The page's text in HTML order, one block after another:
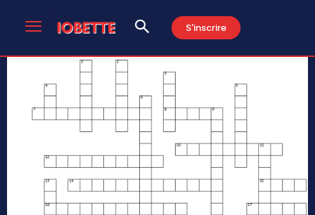
S'inscrire